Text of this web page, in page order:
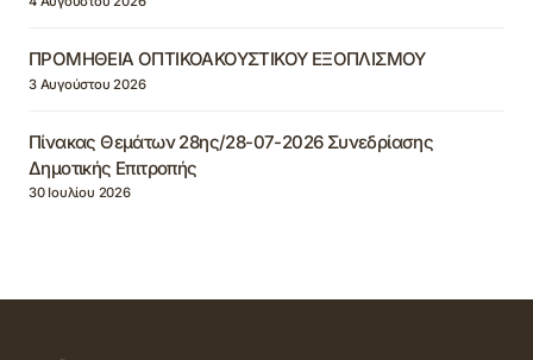
ΠΡΟΜΗΘΕΙΑ ΟΠΤΙΚΟΑΚΟΥΣΤΙΚΟΥ ΕΞΟΠΛΙΣΜΟΥ
3 Αυγούστου 2026
Πίνακας Θεμάτων 28ης/28-07-2026 Συνεδρίασης
Δημοτικής Επιτροπής
30 Ιουλίου 2026